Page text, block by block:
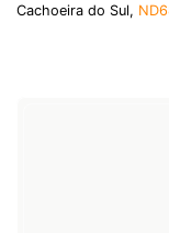
Cachoeira do Sul,